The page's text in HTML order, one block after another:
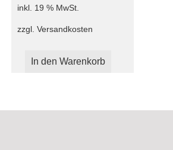
inkl. 19 % MwSt.
zzgl. Versandkosten
In den Warenkorb